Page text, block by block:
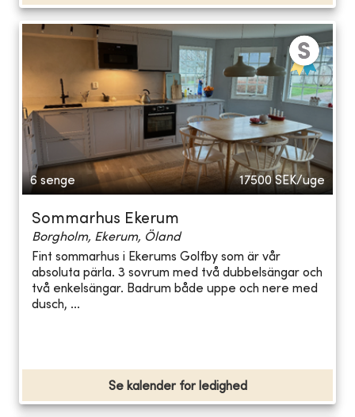
6 senge 17500 SEK/uge
Sommarhus Ekerum
Borgholm, Ekerum, Öland
Fint sommarhus i Ekerums Golfby som är vår
absoluta pärla. 3 sovrum med två dubbelsängar och
två enkelsängar. Badrum både uppe och nere med
dusch, ...
Se kalender for ledighed